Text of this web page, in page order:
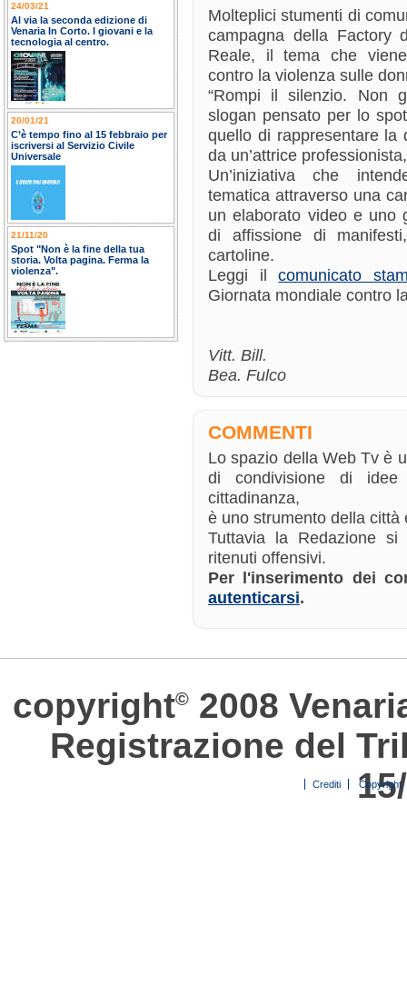
24/03/21
Al via la seconda edizione di
Venaria In Corto. I giovani e la
tecnologia al centro.
20/01/21
C’è tempo fino al 15 febbraio per
iscriversi al Servizio Civile
Universale
21/11/20
Spot "Non è la fine della tua
storia. Volta pagina. Ferma la
violenza".
Molteplici stumenti di
campagna della Factory
Reale, il tema che
contro la violenza sulle
“Rompi il silenzio. Non
slogan pensato per lo
quello di rappresentare la
da un’attrice
Un’iniziativa che
tematica attraverso una
un elaborato video e uno
di affissione di
cartoline.
Leggi ilcomunicato
Giornata mondiale contro
Vitt. Bill.
Bea. Fulco
COMMENTI
Lo spazio della Web Tv è
di condivisione di
cittadinanza,
è uno strumento della città
Tuttavia la Redazione
ritenuti offensivi.
Per l'inserimento dei
autenticarsi.
copyright© 2008
Registrazione del
Crediti Copyright